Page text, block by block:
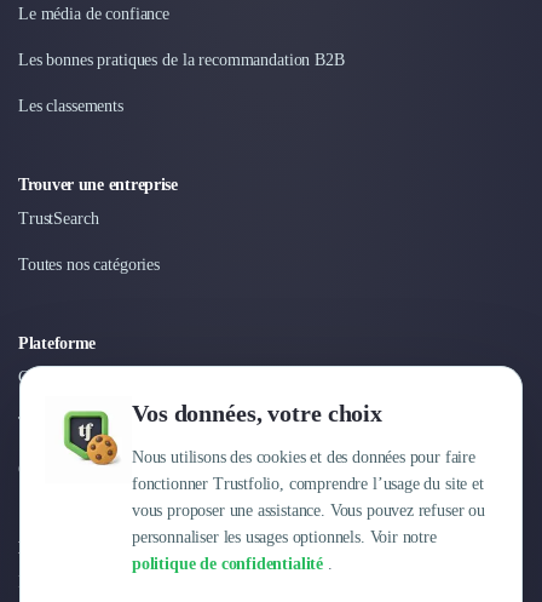
Vos données, votre choix
Nous utilisons des cookies et des données pour faire
fonctionner Trustfolio, comprendre l’usage du site et
vous proposer une assistance. Vous pouvez refuser ou
personnaliser les usages optionnels. Voir notre
politique de confidentialité .
Courtage en Energie
Nettoyage & Ménage
Clubs & Réseaux Professionnels
Le média de confiance
Les bonnes pratiques de la recommandation B2B
Les classements
Trouver une entreprise
TrustSearch
Toutes nos catégories
Plateforme
Connexion
Tarifs
Centre d'aide
Entreprise
Pourquoi Trustfolio ?